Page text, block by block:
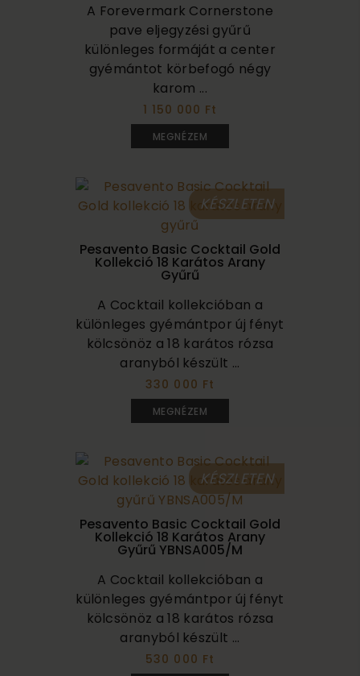
A Forevermark Cornerstone
pave eljegyzési gyűrű
különleges formáját a center
gyémántot körbefogó négy
karom ...
1 150 000 Ft
MEGNÉZEM
KÉSZLETEN
Pesavento Basic Cocktail Gold
Kollekció 18 Karátos Arany
Gyűrű
A Cocktail kollekcióban a
különleges gyémántpor új fényt
kölcsönöz a 18 karátos rózsa
aranyból készült ...
330 000 Ft
MEGNÉZEM
KÉSZLETEN
Pesavento Basic Cocktail Gold
Kollekció 18 Karátos Arany
Gyűrű YBNSA005/M
A Cocktail kollekcióban a
különleges gyémántpor új fényt
kölcsönöz a 18 karátos rózsa
aranyból készült ...
530 000 Ft